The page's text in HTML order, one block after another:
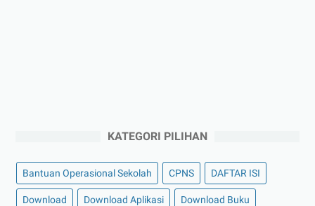
KATEGORI PILIHAN
Bantuan Operasional Sekolah CPNS DAFTAR ISI
Download Download Aplikasi Download Buku